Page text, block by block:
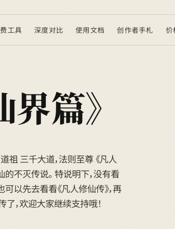
工具 深度对比 使用文档 创作者手札 价
篇》
三千大道，法则至尊 《凡人
不灭传说。 特说明下，没有看
以先去看看《凡人修仙传》，再
了，欢迎大家继续支持哦！